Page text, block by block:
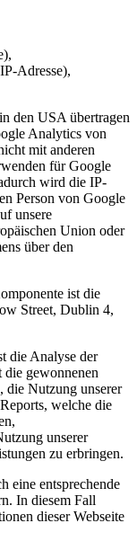
Adresse),
den USA übertragen
Analytics von
mit anderen
für Google
wird die IP-
Person von Google
unsere
Union oder
über den
ist die
Street, Dublin 4,
die Analyse der
die gewonnenen
die Nutzung unserer
welche die
unserer
zu erbringen.
eine entsprechende
In diesem Fall
dieser Webseite